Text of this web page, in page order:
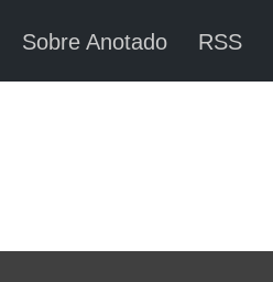
Sobre Anotado RSS